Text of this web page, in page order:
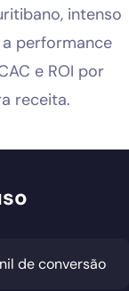
intenso
performance
e ROI por
receita.
de conversão